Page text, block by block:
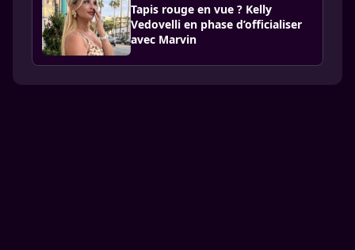
Tapis rouge en vue ? Kelly
Vedovelli en phase d’officialiser
avec Marvin